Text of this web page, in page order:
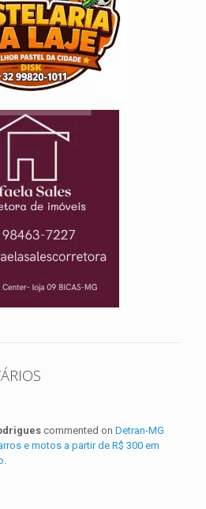
commented on Detran-MG
e motos a partir de R$ 300 em